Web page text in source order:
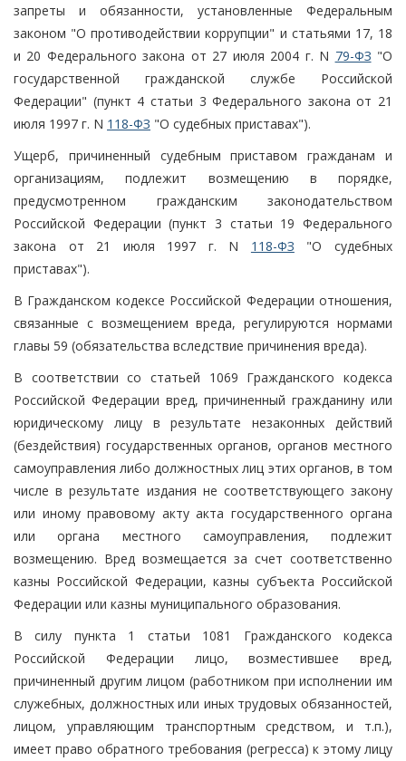
запреты и обязанности, установленные Федеральным
законом "О противодействии коррупции" и статьями 17, 18
и 20 Федерального закона от 27 июля 2004 г. N 79-ФЗ "О
государственной гражданской службе Российской
Федерации" (пункт 4 статьи 3 Федерального закона от 21
июля 1997 г. N 118-ФЗ "О судебных приставах").
Ущерб, причиненный судебным приставом гражданам и
организациям, подлежит возмещению в порядке,
предусмотренном гражданским законодательством
Российской Федерации (пункт 3 статьи 19 Федерального
закона от 21 июля 1997 г. N 118-ФЗ "О судебных
приставах").
В Гражданском кодексе Российской Федерации отношения,
связанные с возмещением вреда, регулируются нормами
главы 59 (обязательства вследствие причинения вреда).
В соответствии со статьей 1069 Гражданского кодекса
Российской Федерации вред, причиненный гражданину или
юридическому лицу в результате незаконных действий
(бездействия) государственных органов, органов местного
самоуправления либо должностных лиц этих органов, в том
числе в результате издания не соответствующего закону
или иному правовому акту акта государственного органа
или органа местного самоуправления, подлежит
возмещению. Вред возмещается за счет соответственно
казны Российской Федерации, казны субъекта Российской
Федерации или казны муниципального образования.
В силу пункта 1 статьи 1081 Гражданского кодекса
Российской Федерации лицо, возместившее вред,
причиненный другим лицом (работником при исполнении им
служебных, должностных или иных трудовых обязанностей,
лицом, управляющим транспортным средством, и т.п.),
имеет право обратного требования (регресса) к этому лицу